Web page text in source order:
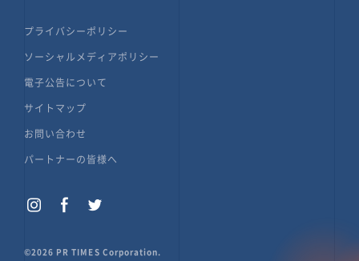
©2026 PR TIMES Corporation.
プライバシーポリシー
ソーシャルメディアポリシー
電子公告について
サイトマップ
お問い合わせ
パートナーの皆様へ